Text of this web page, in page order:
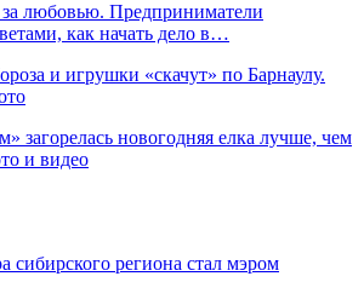
любовью. Предприниматели
как начать дело в…
и игрушки «скачут» по Барнаулу.
загорелась новогодняя елка лучше, чем
и видео
сибирского региона стал мэром